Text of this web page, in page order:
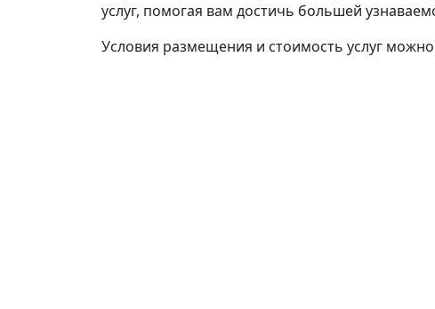
услуг, помогая вам достичь большей
Условия размещения и стоимость услуг можно